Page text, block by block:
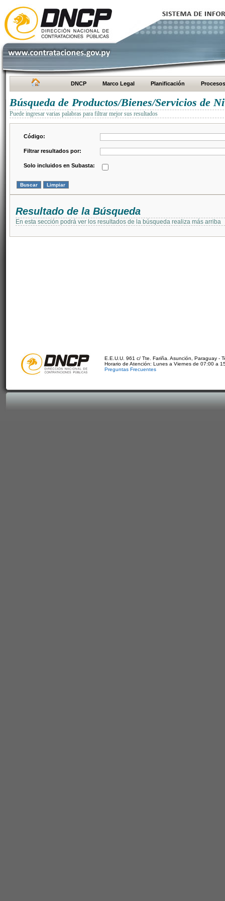
DNCP Marco Legal Planificación Procesos
Búsqueda de Productos/Bienes/Servicios de
Puede ingresar varias palabras para filtrar mejor sus resultados
Código:
Filtrar resultados por:
Solo incluidos en Subasta:
Resultado de la Búsqueda
En esta sección podrá ver los resultados de la búsqueda realiza más arriba
E.E.U.U. 961 c/ Tte. Fariña. Asunción, Paraguay -
Horario de Atención: Lunes a Viernes de 07:00 a
Preguntas Frecuentes